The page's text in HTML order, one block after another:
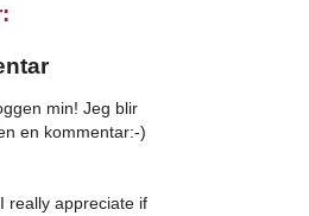
min! Jeg blir
en kommentar:-)
really appreciate if